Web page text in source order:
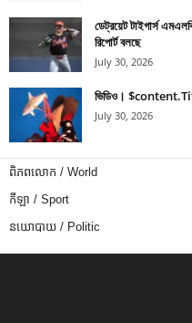
ডেট্রয়েট টাইগার্স
রিপোর্ট বলছে
July 30, 2026
ভিডিও।
July 30, 2026
ពិភពលោក / World
កីឡា / Sport
នយោបាយ / Politic